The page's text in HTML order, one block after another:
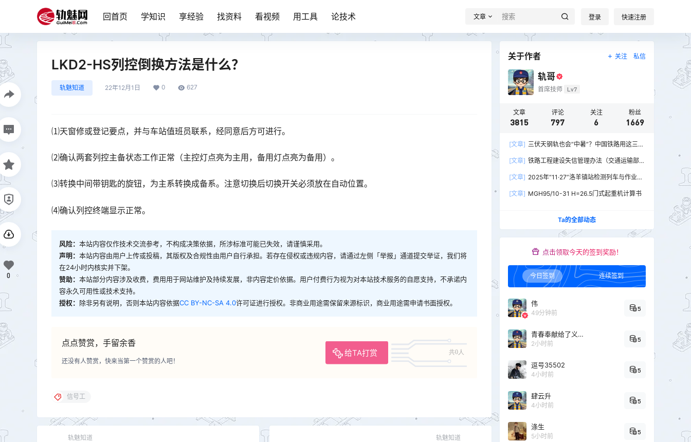
回首页 学知识 享经验 找资料 看视频 用工具 论技术 文章 登录 快速注册
LKD2-HS列控倒换方法是什么？
轨魅知道 22年12月1日 0 627
⑴天窗修或登记要点，并与车站值班员联系，经同意后方可进行。
⑵确认两套列控主备状态工作正常（主控灯点亮为主用，备用灯点亮为备用）。
⑶转换中间带钥匙的旋钮，为主系转换成备系。注意切换后切换开关必须放在自动位置。
⑷确认列控终端显示正常。
风险： 本站内容仅作技术交流参考，不构成决策依据，所涉标准可能已失效，请谨慎采用。
声明： 本站内容由用户上传或投稿，其版权及合规性由用户自行承担。若存在侵权或违规内容，请通过左侧「举报」通道提交举证，我们将
在24小时内核实并下架。
赞助： 本站部分内容涉及收费，费用用于网站维护及持续发展，非内容定价依据。用户付费行为视为对本站技术服务的自愿支持，不承诺内
容永久可用性或技术支持。
授权： 除非另有说明，否则本站内容依据CC BY-NC-SA 4.0许可证进行授权。非商业用途需保留来源标识，商业用途需申请书面授权。
点点赞赏，手留余香
给TA打赏 共0人
还没有人赞赏，快来当第一个赞赏的人吧！
0
信号工
轨魅知道 轨魅知道
关于作者 关注 私信
轨哥
首席技师 Lv7
文章
3815
评论
797
关注
6
粉丝
1669
[文章] 三伏天钢轨也会“中暑”？中国铁路用这三招
[文章] 铁路工程建设失信管理办法（交通运输部
[文章] 2025年“11·27”洛羊镇站检测列车与作业人
[文章] MGH95/10-31 H=26.5门式起重机计算书
Ta的全部动态
点击领取今天的签到奖励！
今日签到 连续签到
伟
49分钟前
5
青春奉献给了义务教育
2小时前
5
逗号35502
4小时前
5
肆云升
4小时前
5
涤生
5小时前
5